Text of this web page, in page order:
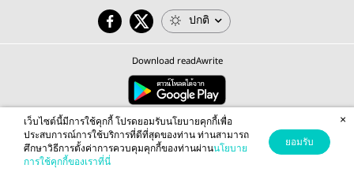
ปกติ
Download readAwrite
© 2026 readAwrite.com by MEB Corporation Public Company Limited
This site is protected by reCAPTCHA and the Google Privacy Policy Terms of Serviceapply.
เว็บไซต์นี้มีการใช้คุกกี้ โปรดยอมรับนโยบายคุกกี้เพื่อ
ประสบการณ์การใช้บริการที่ดีที่สุดของท่าน ท่านสามารถ
ศึกษาวิธีการตั้งค่าการควบคุมคุกกี้ของท่านผ่านนโยบาย
การใช้คุกกี้ของเราที่นี่
ยอมรับ
×